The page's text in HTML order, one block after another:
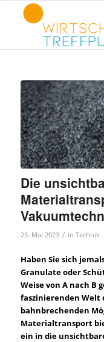
Die
25. Mai 2023 / in Technik
Haben Sie sich
Granulate oder
Weise von A nach B
faszinierenden Welt
bahnbrechenden
Materialtransport
ein in die